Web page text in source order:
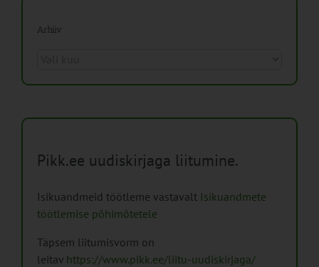
Arhiiv
Pikk.ee uudiskirjaga liitumine.
Isikuandmeid töötleme vastavalt Isikuandmete
töötlemise põhimõtetele
Täpsem liitumisvorm on
leitav https://www.pikk.ee/liitu-uudiskirjaga/